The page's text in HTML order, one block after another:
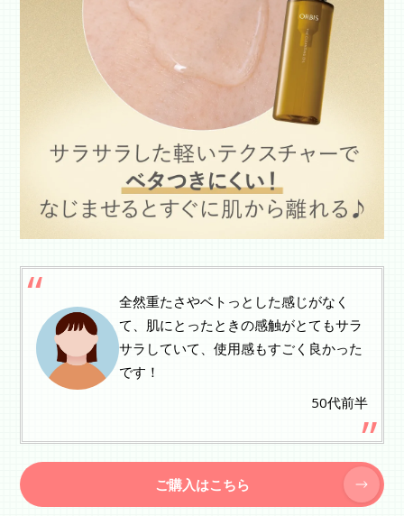
全然重たさやベトっとした感じがなく
て、肌にとったときの感触がとてもサラ
サラしていて、使用感もすごく良かった
です！
50代前半
ご購入はこちら